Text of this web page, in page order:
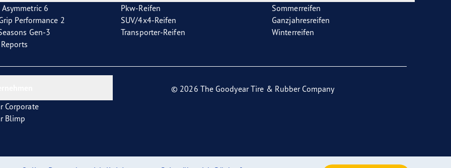
Asymmetric 6
Performance 2
Gen-3
Pkw-Reifen
SUV/4x4-Reifen
Transporter-Reifen
Sommerreifen
Ganzjahresreifen
Winterreifen
Corporate
Blimp
© 2026 The Goodyear Tire & Rubber Company